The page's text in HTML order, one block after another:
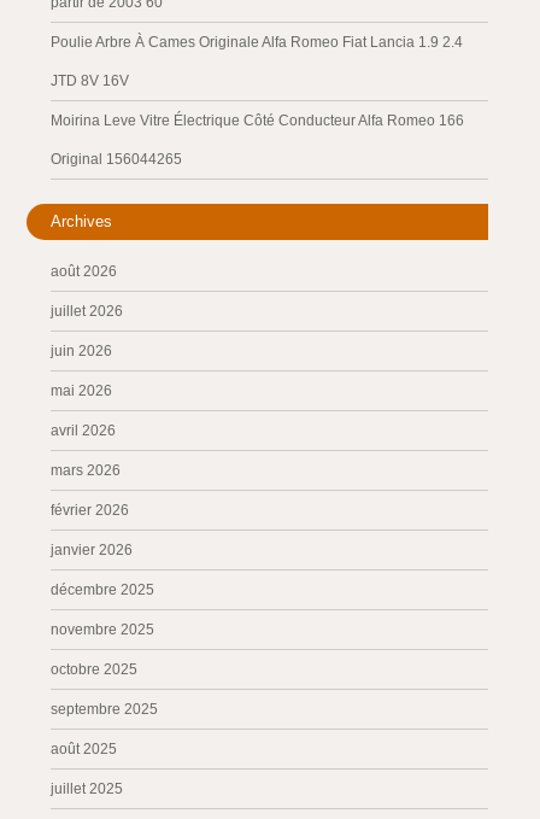
Poulie Arbre À Cames Originale Alfa Romeo Fiat Lancia 1.9 2.4
JTD 8V 16V
Moirina Leve Vitre Électrique Côté Conducteur Alfa Romeo 166
Original 156044265
Archives
août 2026
juillet 2026
juin 2026
mai 2026
avril 2026
mars 2026
février 2026
janvier 2026
décembre 2025
novembre 2025
octobre 2025
septembre 2025
août 2025
juillet 2025